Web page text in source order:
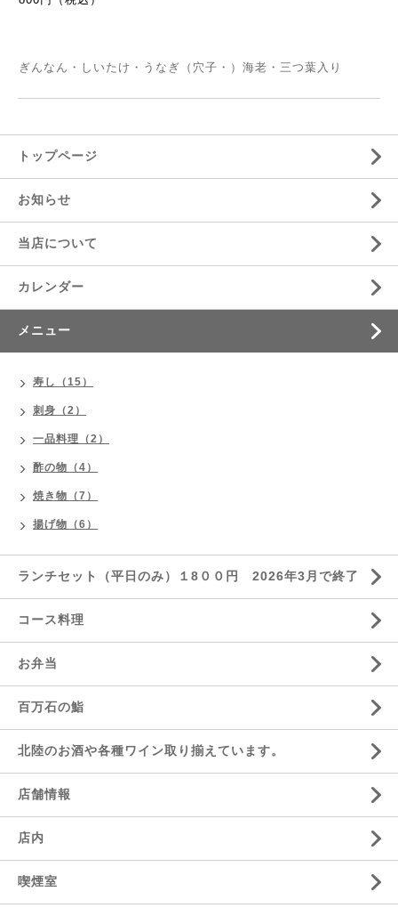
ぎんなん・しいたけ・うなぎ（穴子・）海老・三つ葉入り
トップページ
お知らせ
当店について
カレンダー
メニュー
寿し（15）
刺身（2）
一品料理（2）
酢の物（4）
焼き物（7）
揚げ物（6）
ランチセット（平日のみ）１8００円 2026年3月で終了
コース料理
お弁当
百万石の鮨
北陸のお酒や各種ワイン取り揃えています。
店舗情報
店内
喫煙室